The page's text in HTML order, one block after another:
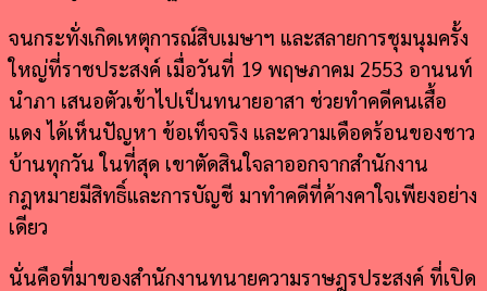
จนกระทั่งเกิดเหตุการณ์สิบเมษาฯ และสลายการชุมนุมครั้ง
ใหญ่ที่ราชประสงค์ เมื่อวันที่ 19 พฤษภาคม 2553 อานนท์
นำภา เสนอตัวเข้าไปเป็นทนายอาสา ช่วยทำคดีคนเสื้อ
แดง ได้เห็นปัญหา ข้อเท็จจริง และความเดือดร้อนของชาว
บ้านทุกวัน ในที่สุด เขาตัดสินใจลาออกจากสำนักงาน
กฎหมายมีสิทธิ์และการบัญชี มาทำคดีที่ค้างคาใจเพียงอย่าง
เดียว
นั่นคือที่มาของสำนักงานทนายความราษฎรประสงค์ ที่เปิด